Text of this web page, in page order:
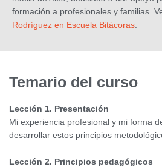
formación a profesionales y familias.
Rodríguez en Escuela Bitácoras
Temario del curso
Lección 1. Presentación
Mi experiencia profesional y mi forma
desarrollar estos principios
Lección 2. Principios pedagógicos